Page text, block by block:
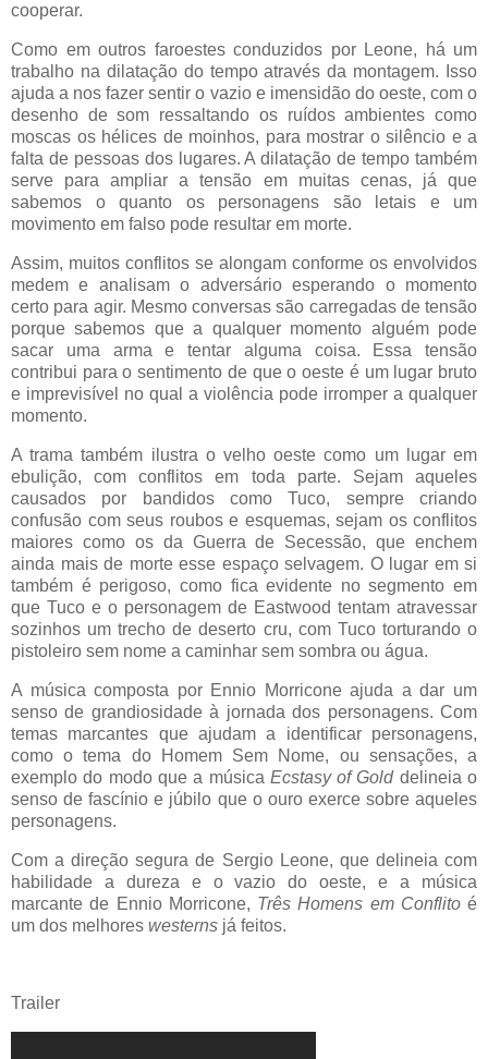
cooperar.
Como em outros faroestes conduzidos por Leone, há um
trabalho na dilatação do tempo através da montagem. Isso
ajuda a nos fazer sentir o vazio e imensidão do oeste, com o
desenho de som ressaltando os ruídos ambientes como
moscas os hélices de moinhos, para mostrar o silêncio e a
falta de pessoas dos lugares. A dilatação de tempo também
serve para ampliar a tensão em muitas cenas, já que
sabemos o quanto os personagens são letais e um
movimento em falso pode resultar em morte.
Assim, muitos conflitos se alongam conforme os envolvidos
medem e analisam o adversário esperando o momento
certo para agir. Mesmo conversas são carregadas de tensão
porque sabemos que a qualquer momento alguém pode
sacar uma arma e tentar alguma coisa. Essa tensão
contribui para o sentimento de que o oeste é um lugar bruto
e imprevisível no qual a violência pode irromper a qualquer
momento.
A trama também ilustra o velho oeste como um lugar em
ebulição, com conflitos em toda parte. Sejam aqueles
causados por bandidos como Tuco, sempre criando
confusão com seus roubos e esquemas, sejam os conflitos
maiores como os da Guerra de Secessão, que enchem
ainda mais de morte esse espaço selvagem. O lugar em si
também é perigoso, como fica evidente no segmento em
que Tuco e o personagem de Eastwood tentam atravessar
sozinhos um trecho de deserto cru, com Tuco torturando o
pistoleiro sem nome a caminhar sem sombra ou água.
A música composta por Ennio Morricone ajuda a dar um
senso de grandiosidade à jornada dos personagens. Com
temas marcantes que ajudam a identificar personagens,
como o tema do Homem Sem Nome, ou sensações, a
exemplo do modo que a música Ecstasy of Golddelineia o
senso de fascínio e júbilo que o ouro exerce sobre aqueles
personagens.
Com a direção segura de Sergio Leone, que delineia com
habilidade a dureza e o vazio do oeste, e a música
marcante de Ennio Morricone, Três Homens em Conflito é
um dos melhores westerns já feitos.
Trailer